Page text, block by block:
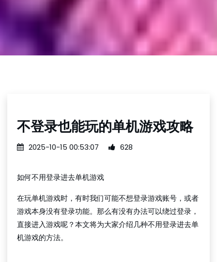
不登录也能玩的单机游戏攻略
2025-10-15 00:53:07 628
如何不用登录进去单机游戏
在玩单机游戏时，有时我们可能不想登录游戏账号，或者
游戏本身没有登录功能。那么有没有办法可以绕过登录，
直接进入游戏呢？本文将为大家介绍几种不用登录进去单
机游戏的方法。